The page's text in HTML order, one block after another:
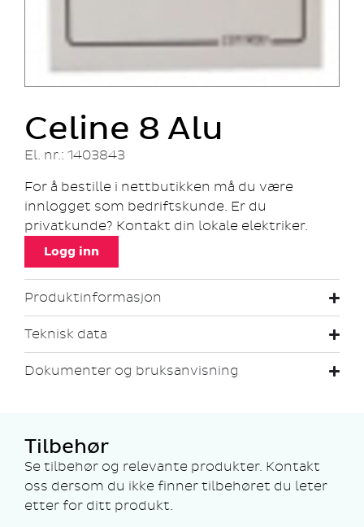
Celine 8 Alu
El. nr.: 1403843
For å bestille i nettbutikken må du være
innlogget som bedriftskunde. Er du
privatkunde? Kontakt din lokale elektriker.
Logg inn
Produktinformasjon
Teknisk data
Dokumenter og bruksanvisning
Tilbehør
Se tilbehør og relevante produkter. Kontakt
oss dersom du ikke finner tilbehøret du leter
etter for ditt produkt.